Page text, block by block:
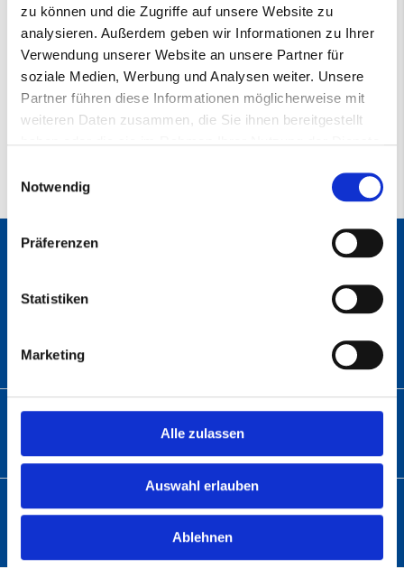
zu können und die Zugriffe auf unsere Website zu
analysieren. Außerdem geben wir Informationen zu Ihrer
Verwendung unserer Website an unsere Partner für
soziale Medien, Werbung und Analysen weiter. Unsere
Partner führen diese Informationen möglicherweise mit
weiteren Daten zusammen, die Sie ihnen bereitgestellt
Notwendig
Präferenzen
Statistiken
Marketing
Alle zulassen
Auswahl erlauben
Ablehnen
150mm ohne Lochung
Datenblatt
AB-KS 721 Klettscheiben (PDF)
33729 Bielefeld
TELEFON
E-MAIL